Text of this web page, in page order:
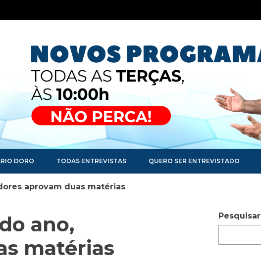
DORO TODAS ENTREVISTAS QUERO SER ENTREVISTADO
aprovam duas matérias
ano,
matérias
Pesquisar